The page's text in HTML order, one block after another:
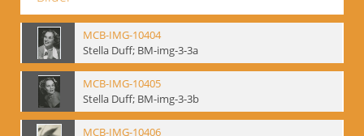
MCB-IMG-10404
Stella Duff; BM-img-3-3a
MCB-IMG-10405
Stella Duff; BM-img-3-3b
MCB-IMG-10406